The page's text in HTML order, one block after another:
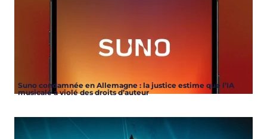
Suno condamnée en Allemagne : la justice estime que l’IA
musicale a violé des droits d’auteur